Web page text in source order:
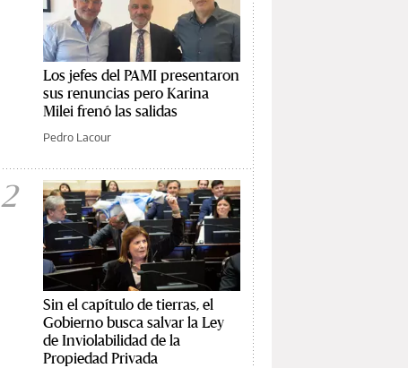
Los jefes del PAMI presentaron
sus renuncias pero Karina
Milei frenó las salidas
Pedro Lacour
2
Sin el capítulo de tierras, el
Gobierno busca salvar la Ley
de Inviolabilidad de la
Propiedad Privada